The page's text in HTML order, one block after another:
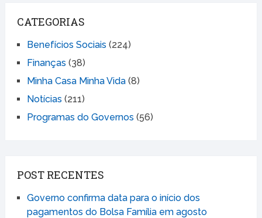
CATEGORIAS
Benefícios Sociais (224)
Finanças (38)
Minha Casa Minha Vida(8)
Notícias (211)
Programas do Governos (56)
POST RECENTES
Governo confirma data para o início dos
pagamentos do Bolsa Família em agosto